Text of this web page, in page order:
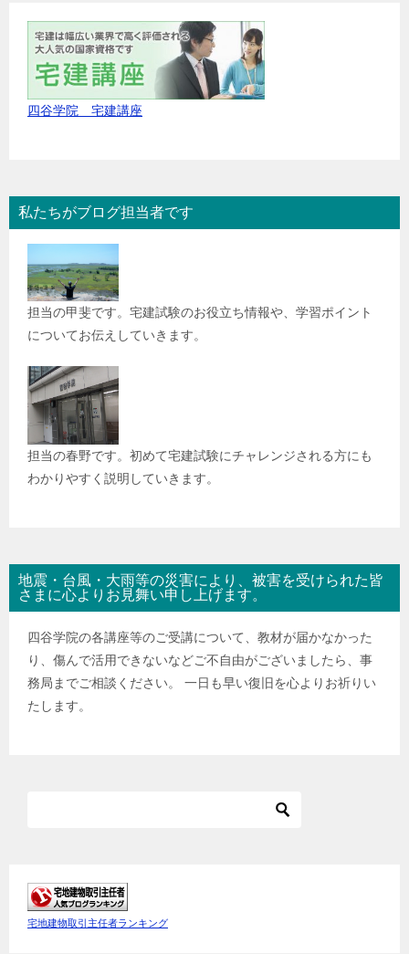
四谷学院 宅建講座
私たちがブログ担当者です
担当の甲斐です。宅建試験のお役立ち情報や、学習ポイント
についてお伝えしていきます。
担当の春野です。初めて宅建試験にチャレンジされる方にも
わかりやすく説明していきます。
地震・台風・大雨等の災害により、被害を受けられた皆
さまに心よりお見舞い申し上げます。
四谷学院の各講座等のご受講について、教材が届かなかった
り、傷んで活用できないなどご不自由がございましたら、事
務局までご相談ください。 一日も早い復旧を心よりお祈りい
たします。
宅地建物取引主任者ランキング